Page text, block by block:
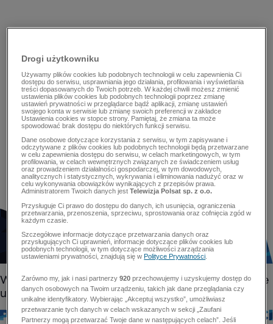
Drogi użytkowniku
Używamy plików cookies lub podobnych technologii w celu zapewnienia Ci
dostępu do serwisu, usprawniania jego działania, profilowania i wyświetlania
treści dopasowanych do Twoich potrzeb. W każdej chwili możesz zmienić
ustawienia plików cookies lub podobnych technologii poprzez zmianę
ustawień prywatności w przeglądarce bądź aplikacji, zmianę ustawień
swojego konta w serwisie lub zmianę swoich preferencji w zakładce
Ustawienia cookies w stopce strony. Pamiętaj, że zmiana ta może
spowodować brak dostępu do niektórych funkcji serwisu.
Dane osobowe dotyczące korzystania z serwisu, w tym zapisywane i
odczytywane z plików cookies lub podobnych technologii będą przetwarzane
w celu zapewnienia dostępu do serwisu, w celach marketingowych, w tym
profilowania, w celach wewnętrznych związanych ze świadczeniem usług
oraz prowadzeniem działalności gospodarczej, w tym dowodowych,
analitycznych i statystycznych, wykrywania i eliminowania nadużyć oraz w
celu wykonywania obowiązków wynikających z przepisów prawa.
Administratorem Twoich danych jestTelewizja Polsat sp. z o.o.
Przysługuje Ci prawo do dostępu do danych, ich usunięcia, ograniczenia
przetwarzania, przenoszenia, sprzeciwu, sprostowania oraz cofnięcia zgód w
każdym czasie.
Szczegółowe informacje dotyczące przetwarzania danych oraz
przysługujących Ci uprawnień, informacje dotyczące plików cookies lub
podobnych technologii, w tym dotyczące możliwości zarządzania
ustawieniami prywatności, znajdują się wPolityce Prywatności
Zarówno my, jak i nasi partnerzy920 przechowujemy i uzyskujemy dostęp do
danych osobowych na Twoim urządzeniu, takich jak dane przeglądania czy
unikalne identyfikatory. Wybierając „Akceptuj wszystko”, umożliwiasz
przetwarzanie tych danych w celach wskazanych w sekcji „Zaufani
Partnerzy mogą przetwarzać Twoje dane w następujących celach”. Jeśli